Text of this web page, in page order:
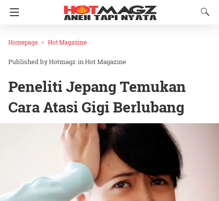
Homepage Hot Magazine
Hotmagz inHot Magazine
Peneliti Jepang Temukan
Cara Atasi Gigi Berlubang